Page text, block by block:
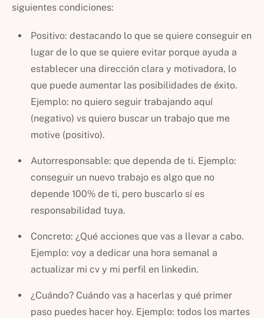
siguientes condiciones:
Positivo: destacando lo que se quiere conseguir en
lugar de lo que se quiere evitar porque ayuda a
establecer una dirección clara y motivadora, lo
que puede aumentar las posibilidades de éxito.
Ejemplo: no quiero seguir trabajando aquí
(negativo) vs quiero buscar un trabajo que me
motive (positivo).
Autorresponsable: que dependa de ti. Ejemplo:
conseguir un nuevo trabajo es algo que no
depende 100% de ti, pero buscarlo sí es
responsabilidad tuya.
Concreto: ¿Qué acciones que vas a llevar a cabo.
Ejemplo: voy a dedicar una hora semanal a
actualizar mi cv y mi perfil en linkedin.
¿Cuándo? Cuándo vas a hacerlas y qué primer
paso puedes hacer hoy. Ejemplo: todos los martes